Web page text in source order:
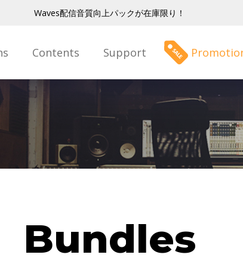
Waves配信音質向上パックが在庫限り！
Contents Support
Bundles